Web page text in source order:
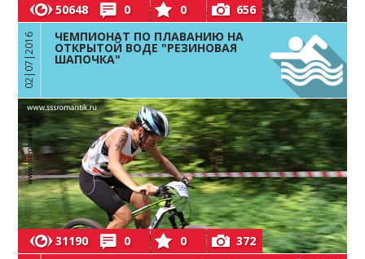
50648 0 0 656
02|07|2016 ЧЕМПИОНАТ ПО ПЛАВАНИЮ НА
ОТКРЫТОЙ ВОДЕ "РЕЗИНОВАЯ
ШАПОЧКА"
31190 0 0 372